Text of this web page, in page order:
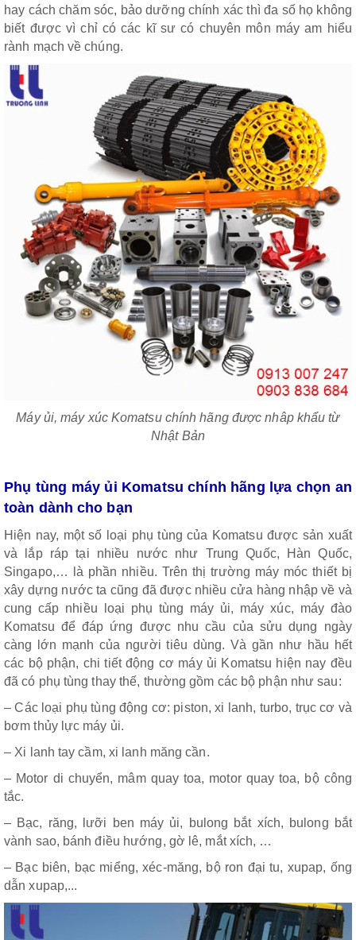
hay cách chăm sóc, bảo dưỡng chính xác thì đa số họ không
biết được vì chỉ có các kĩ sư có chuyên môn máy am hiểu
rành mạch về chúng.
Máy ủi, máy xúc Komatsu chính hãng được nhâp khẩu từ
Nhật Bản
Phụ tùng máy ủi Komatsu chính hãng lựa chọn an
toàn dành cho bạn
Hiện nay, một số loại phụ tùng của Komatsu được sản xuất
và lắp ráp tại nhiều nước như Trung Quốc, Hàn Quốc,
Singapo,… là phần nhiều. Trên thị trường máy móc thiết bị
xây dựng nước ta cũng đã được nhiều cửa hàng nhập về và
cung cấp nhiều loại phụ tùng máy ủi, máy xúc, máy đào
Komatsu để đáp ứng được nhu cầu của sửu dụng ngày
càng lớn mạnh của người tiêu dùng. Và gần như hầu hết
các bộ phận, chi tiết động cơ máy ủi Komatsu hiện nay đều
đã có phụ tùng thay thế, thường gồm các bộ phận như sau:
– Các loại phụ tùng động cơ: piston, xi lanh, turbo, trục cơ và
bơm thủy lực máy ủi.
– Xi lanh tay cầm, xi lanh măng cần.
– Motor di chuyển, mâm quay toa, motor quay toa, bộ công
tắc.
– Bạc, răng, lưỡi ben máy ủi, bulong bắt xích, bulong bắt
vành sao, bánh điều hướng, gờ lê, mắt xích, …
– Bạc biên, bạc miểng, xéc-măng, bộ ron đại tu, xupap, ống
dẫn xupap,...